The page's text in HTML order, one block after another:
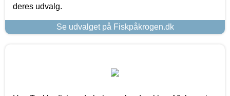
deres udvalg.
Se udvalget på Fiskpåkrogen.dk